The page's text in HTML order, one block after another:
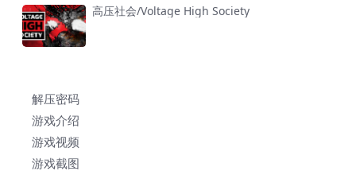
高压社会/Voltage High Society
解压密码
游戏介绍
游戏视频
游戏截图